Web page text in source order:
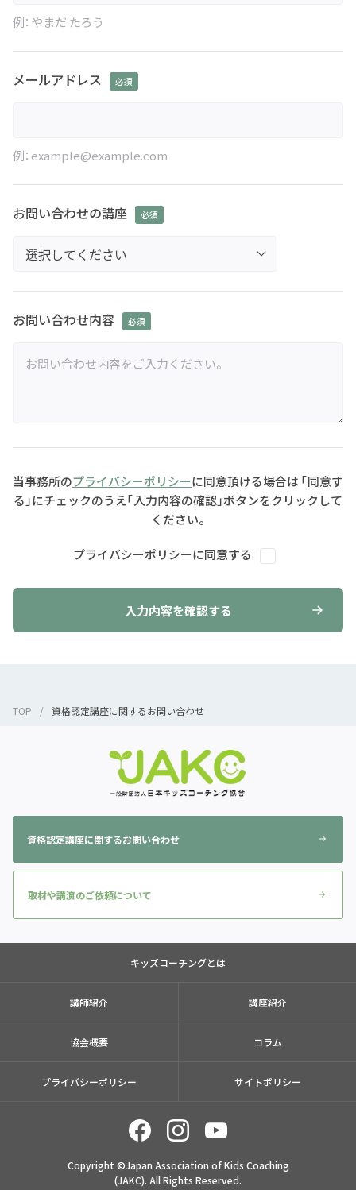
例：やまだ たろう
メールアドレス
例：example@example.com
お問い合わせの講座
お問い合わせ内容
当事務所のプライバシーポリシーに同意頂ける場合は「同意す
る」にチェックのうえ「入力内容の確認」ボタンをクリックして
ください。
プライバシーポリシーに同意する
入力内容を確認する
TOP 資格認定講座に関するお問い合わせ
資格認定講座に関するお問い合わせ
取材や講演のご依頼について
キッズコーチングとは
講師紹介 講座紹介
協会概要 コラム
プライバシーポリシー サイトポリシー
Copyright ©Japan Association of Kids Coaching
(JAKC). All Rights Reserved.